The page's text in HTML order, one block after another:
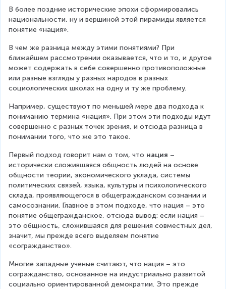
В более поздние исторические эпохи сформировались
национальности, ну и вершиной этой пирамиды является
понятие «нация».
В чем же разница между этими понятиями? При
ближайшем рассмотрении оказывается, что и то, и другое
может содержать в себе совершенно противоположные
или разные взгляды у разных народов в разных
социологических школах на одну и ту же проблему.
Например, существуют по меньшей мере два подхода к
пониманию термина «нация». При этом эти подходы идут
совершенно с разных точек зрения, и отсюда разница в
понимании того, что же это такое.
Первый подход говорит нам о том, что нация –
исторически сложившаяся общность людей на основе
общности теории, экономического уклада, системы
политических связей, языка, культуры и психологического
склада, проявляющегося в общегражданском сознании и
самосознании. Главное в этом подходе, что нация – это
понятие общегражданское, отсюда вывод: если нация –
это общность, сложившаяся для решения совместных дел,
значит, мы прежде всего выделяем понятие
«согражданство».
Многие западные ученые считают, что нация – это
согражданство, основанное на индустриально развитой
социально ориентированной демократии. Это прежде